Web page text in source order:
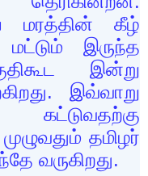
மரத்தின் கீழ்
இருந்த
இன்று
இவ்வாறு
தமிழர்
வருகிறது.